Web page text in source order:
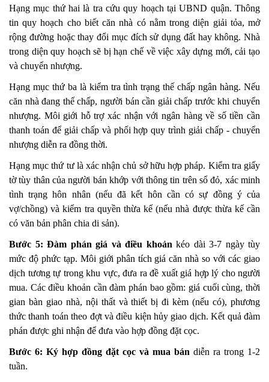
Hạng mục thứ hai là tra cứu quy hoạch tại UBND quận. Thông
tin quy hoạch cho biết căn nhà có nằm trong diện giải tỏa, mở
rộng đường hoặc thay đổi mục đích sử dụng đất hay không. Nhà
trong diện quy hoạch sẽ bị hạn chế về việc xây dựng mới, cải tạo
và chuyển nhượng.
Hạng mục thứ ba là kiểm tra tình trạng thế chấp ngân hàng. Nếu
căn nhà đang thế chấp, người bán cần giải chấp trước khi chuyển
nhượng. Môi giới hỗ trợ xác nhận với ngân hàng về số tiền cần
thanh toán để giải chấp và phối hợp quy trình giải chấp - chuyển
nhượng diễn ra đồng thời.
Hạng mục thứ tư là xác nhận chủ sở hữu hợp pháp. Kiểm tra giấy
tờ tùy thân của người bán khớp với thông tin trên sổ đỏ, xác minh
tình trạng hôn nhân (nếu đã kết hôn cần có sự đồng ý của
vợ/chồng) và kiểm tra quyền thừa kế (nếu nhà được thừa kế cần
có văn bản phân chia di sản).
Bước 5: Đàm phán giá và điều khoản kéo dài 3-7 ngày tùy
mức độ phức tạp. Môi giới phân tích giá căn nhà so với các giao
dịch tương tự trong khu vực, đưa ra đề xuất giá hợp lý cho người
mua. Các điều khoản cần đàm phán bao gồm: giá cuối cùng, thời
gian bàn giao nhà, nội thất và thiết bị đi kèm (nếu có), phương
thức thanh toán theo đợt và điều kiện hủy giao dịch. Kết quả đàm
phán được ghi nhận để đưa vào hợp đồng đặt cọc.
Bước 6: Ký hợp đồng đặt cọc và mua bán diễn ra trong 1-2
tuần.